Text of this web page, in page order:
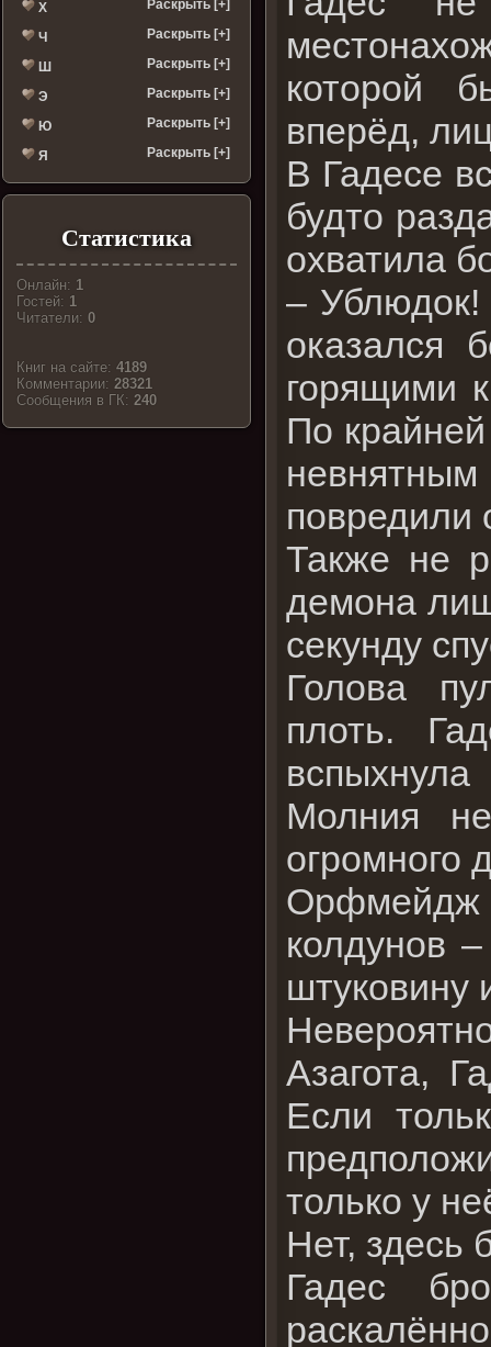
Х Раскрыть [+]
Ч Раскрыть [+]
Ш Раскрыть [+]
Э Раскрыть [+]
Ю Раскрыть [+]
Я Раскрыть [+]
Статистика
Онлайн: 1
Гостей: 1
Читатели:0
Книг на сайте:4189
Комментарии:28321
Cообщения в ГК:240
которой
вперёд,
В Гадесе
будто
охватила
– Ублюдок!
оказался
горящими
По
повредили
Также не
демона
секунду
Голова
плоть.
Молния
огромного
колдунов
штуковину
Азагота,
Если
только у
Нет, здесь
Гадес